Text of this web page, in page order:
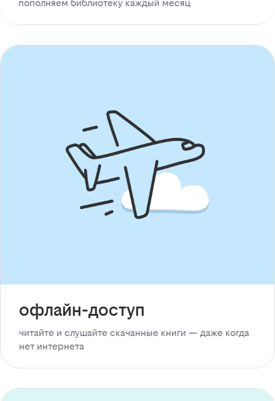
пополняем библиотеку каждый месяц
офлайн-доступ
читайте и слушайте скачанные книги — даже когда
нет интернета